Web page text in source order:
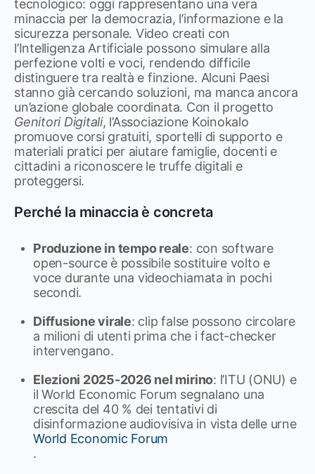
tecnologico: oggi rappresentano una vera
minaccia per la democrazia, l’informazione e la
sicurezza personale. Video creati con
l’Intelligenza Artificiale possono simulare alla
perfezione volti e voci, rendendo difficile
distinguere tra realtà e finzione. Alcuni Paesi
stanno già cercando soluzioni, ma manca ancora
un’azione globale coordinata. Con il progetto
Genitori Digitali, l’Associazione Koinokalo
promuove corsi gratuiti, sportelli di supporto e
materiali pratici per aiutare famiglie, docenti e
cittadini a riconoscere le truffe digitali e
proteggersi.
Perché la minaccia è concreta
Produzione in tempo reale: con software
open-source è possibile sostituire volto e
voce durante una videochiamata in pochi
secondi.
Diffusione virale: clip false possono circolare
a milioni di utenti prima che i fact-checker
intervengano.
Elezioni 2025-2026 nel mirino: l’ITU (ONU) e
il World Economic Forum segnalano una
crescita del 40 % dei tentativi di
disinformazione audiovisiva in vista delle urne
World Economic Forum
.